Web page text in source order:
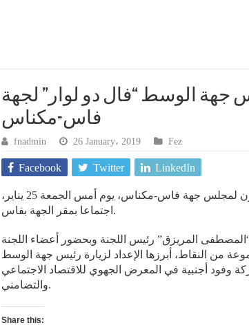
جهة الوسط “فال دو لوار” لجهة
فاس-مكناس
fnadmin 26 January، 2019 Fez
Facebook Twitter LinkedIn
عقدت لجنة العلاقات الخارجية والتعاون لمجلس جهة فاس-مكناس، يوم أمس الجمعة 25 يناير،
اجتماعا بمقر الجهة بفاس.
المريزق” رئيس اللجنة وبحضور أعضاء اللجنة
من النقاط، أبرزها الإعداد لزيارة رئيس جهة الوسط
وفود أجنبية في المعرض الجهوي للاقتصاد الاجتماعي
والتضامني.
Share this: